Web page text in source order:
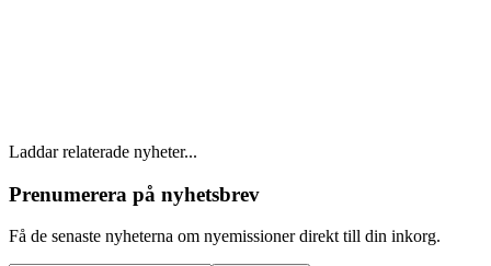
Laddar relaterade nyheter...
Prenumerera på nyhetsbrev
Få de senaste nyheterna om nyemissioner direkt till din inkorg.